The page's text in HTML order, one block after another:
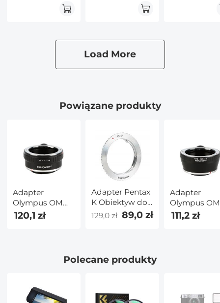
automatycznym
obiektywów
Canon EF EF-S i
aparatów
Canon EOS
Load More
Powiązane produkty
Adapter
Olympus OM
Obiektyw do
Canon EOS M
120,1 zł
Adapter Pentax
K Obiektyw do
Canon EF
Aparat
129,0 zł 89,0 zł
Adapter
Olympus OM
Obiektyw do
Nikon 1
111,2 zł
Polecane produkty